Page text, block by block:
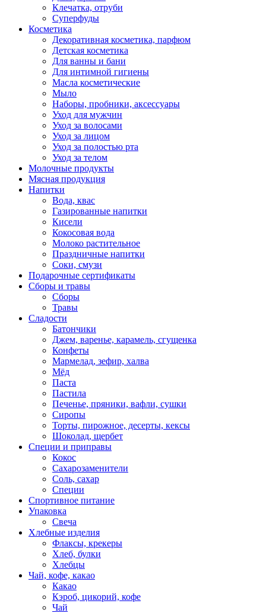
Клечатка, отруби
Суперфуды
Косметика
Декоративная косметика, парфюм
Детская косметика
Для ванны и бани
Для интимной гигиены
Масла косметические
Мыло
Наборы, пробники, аксессуары
Уход для мужчин
Уход за волосами
Уход за лицом
Уход за полостью рта
Уход за телом
Молочные продукты
Мясная продукция
Напитки
Вода, квас
Газированные напитки
Кисели
Кокосовая вода
Молоко растительное
Праздничные напитки
Соки, смузи
Подарочные сертификаты
Сборы и травы
Сборы
Травы
Сладости
Батончики
Джем, варенье, карамель, сгущенка
Конфеты
Мармелад, зефир, халва
Мёд
Паста
Пастила
Печенье, пряники, вафли, сушки
Сиропы
Торты, пирожное, десерты, кексы
Шоколад, щербет
Специи и приправы
Кокос
Сахарозаменители
Соль, сахар
Специи
Спортивное питание
Упаковка
Свеча
Хлебные изделия
Флаксы, крекеры
Хлеб, булки
Хлебцы
Чай, кофе, какао
Какао
Кэроб, цикорий, кофе
Чай